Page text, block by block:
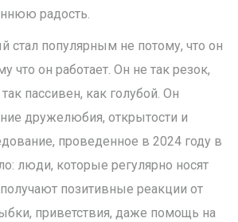
радость.
стал популярным не потому, что он
что он работает. Он не так резок,
пассивен, как голубой. Он
дружелюбия, открытости и
проведенное в 2024 году в
люди, которые регулярно носят
позитивные реакции от
приветствия, даже помощь на